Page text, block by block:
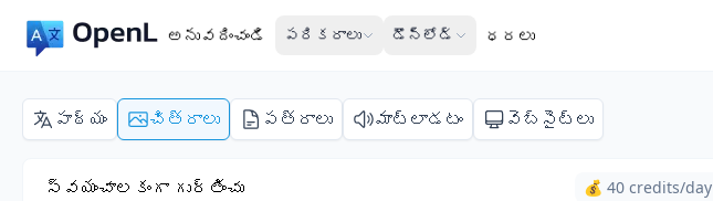
అనువదించండి పరికరాలు డౌన్‌లోడ్ ధరలు
పాఠ్యం చిత్రాలు పత్రాలు మాట్లాడటం వెబ్‌సైట్లు
స్వయంచాలకంగా గుర్తించు 💰 40 credits/day